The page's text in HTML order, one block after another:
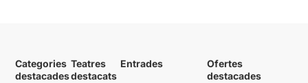
Categories
destacades
Teatres
destacats
Entrades
Ofertes
destacades